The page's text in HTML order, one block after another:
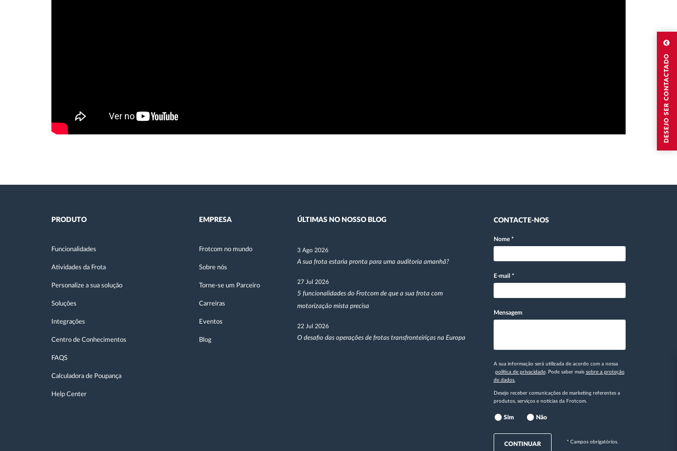
DESEJO SER CONTACTADO
PRODUTO
Funcionalidades
Atividades da Frota
Personalize a sua solução
Soluções
Integrações
Centro de Conhecimentos
FAQS
Calculadora de Poupança
Help Center
EMPRESA
Frotcom no mundo
Sobre nós
Torne-se um Parceiro
Carreiras
Eventos
Blog
ÚLTIMAS NO NOSSO BLOG
3 Ago 2026
A sua frota estaria pronta para uma auditoria amanhã?
27 Jul 2026
5 funcionalidades do Frotcom de que a sua frota com
motorização mista precisa
22 Jul 2026
O desafio das operações de frotas transfronteiriças na Europa
CONTACTE-NOS
Nome *
E-mail *
Mensagem
A sua informação será utilizada de acordo com a nossa
política de privacidade. Pode saber mais sobre a proteção
de dados.
Desejo receber comunicações de marketing referentes a
produtos, serviços e notícias da Frotcom.
Sim Não
CONTINUAR * Campos obrigatórios.